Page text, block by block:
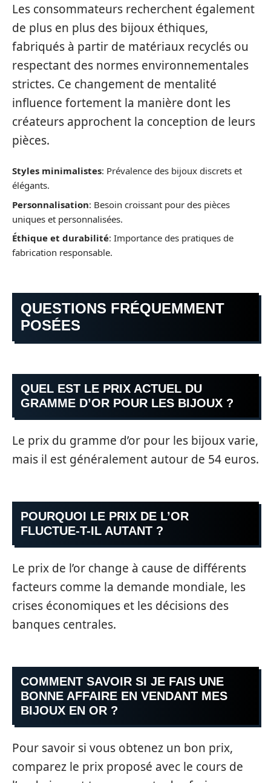
Les consommateurs recherchent également
de plus en plus des bijoux éthiques,
fabriqués à partir de matériaux recyclés ou
respectant des normes environnementales
strictes. Ce changement de mentalité
influence fortement la manière dont les
créateurs approchent la conception de leurs
pièces.
Styles minimalistes: Prévalence des bijoux discrets et
élégants.
Personnalisation: Besoin croissant pour des pièces
uniques et personnalisées.
Éthique et durabilité: Importance des pratiques de
fabrication responsable.
QUESTIONS FRÉQUEMMENT
POSÉES
QUEL EST LE PRIX ACTUEL DU
GRAMME D’OR POUR LES BIJOUX ?
Le prix du gramme d’or pour les bijoux varie,
mais il est généralement autour de 54 euros.
POURQUOI LE PRIX DE L’OR
FLUCTUE-T-IL AUTANT ?
Le prix de l’or change à cause de différents
facteurs comme la demande mondiale, les
crises économiques et les décisions des
banques centrales.
COMMENT SAVOIR SI JE FAIS UNE
BONNE AFFAIRE EN VENDANT MES
BIJOUX EN OR ?
Pour savoir si vous obtenez un bon prix,
comparez le prix proposé avec le cours de